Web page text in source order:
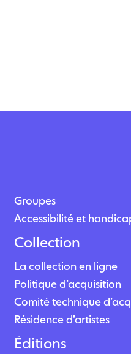
Groupes
Accessibilité et
Collection
La collection en ligne
Politique d’acquisition
Comité technique
Résidence d’artistes
Éditions